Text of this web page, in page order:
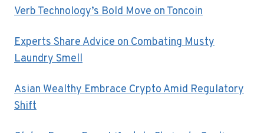
Verb Technology’s Bold Move on Toncoin
Experts Share Advice on Combating Musty
Laundry Smell
Asian Wealthy Embrace Crypto Amid Regulatory
Shift